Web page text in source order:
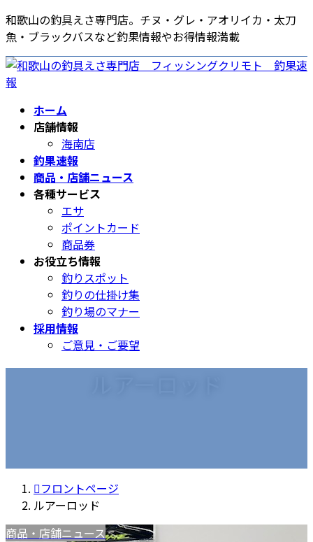
コ
ン
テ
ン
ツ
ナ
ビ
ゲ
ー
シ
和歌山の釣具えさ専門店。チヌ・グレ・アオリイカ・太刀
魚・ブラックバスなど釣果情報やお得情報満載
ホーム
店舗情報
海南店
釣果速報
商品・店舗ニュース
各種サービス
エサ
ポイントカード
商品券
お役立ち情報
釣りスポット
釣りの仕掛け集
釣り場のマナー
採用情報
ご意見・ご要望
フロントページ
ルアーロッド
商品・店舗ニュース